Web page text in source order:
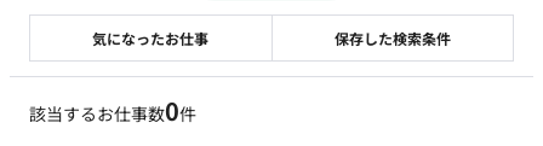
該当するお仕事数0件
気になったお仕事 保存した検索条件